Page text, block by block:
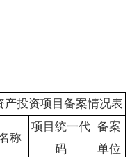
产投资项目备案情况表
称
项目统一代
码
备案
单位